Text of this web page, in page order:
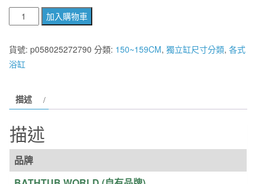
BATHTUB
WORLD
YG3361W
造
型
立
138*70*60CM
數
量
加入購物車
貨號: p058025272790 分類: 150~159CM, 獨立缸尺寸分類, 各式
浴缸
描述
描述
品牌